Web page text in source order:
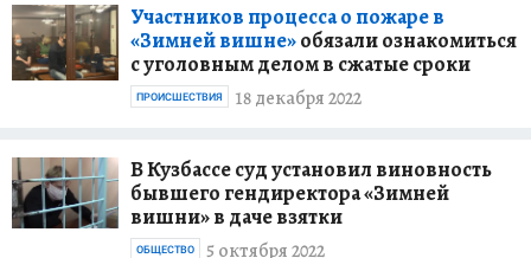
Участников процесса о пожаре в
«Зимней вишне»обязали ознакомиться
с уголовным делом в сжатые сроки
18 декабря 2022
ПРОИСШЕСТВИЯ
В Кузбассе суд установил виновность
бывшего гендиректора «Зимней
вишни» в даче взятки
5 октября 2022
ОБЩЕСТВО